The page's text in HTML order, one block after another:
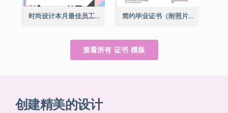
时尚设计本月最佳员工证书 简约毕业证书（附照片）
查看所有 证书 模板
创建精美的设计